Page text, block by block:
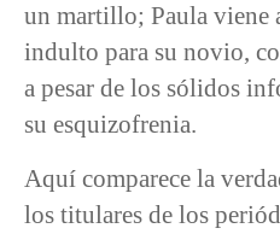
un martillo; Paula viene
indulto para su novio,
a pesar de los sólidos
su esquizofrenia.
Aquí comparece la
los titulares de los